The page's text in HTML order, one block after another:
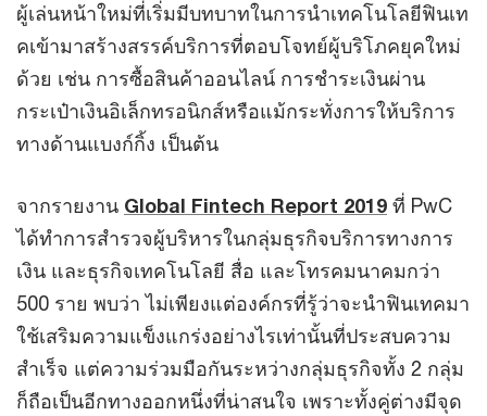
ผู้เล่นหน้าใหม่ที่เริ่มมีบทบาทในการนำเทคโนโลยีฟินเท
คเข้ามาสร้างสรรค์บริการที่ตอบโจทย์ผู้บริโภคยุคใหม่
ด้วย เช่น การซื้อสินค้าออนไลน์ การชำระเงินผ่าน
กระเป๋าเงินอิเล็กทรอนิกส์หรือแม้กระทั่งการให้บริการ
ทางด้านแบงก์กิ้ง เป็นต้น
จากรายงาน Global Fintech Report 2019 ที่ PwC
ได้ทำการสำรวจผู้บริหารในกลุ่มธุรกิจบริการทางการ
เงิน และธุรกิจเทคโนโลยี สื่อ และโทรคมนาคมกว่า
500 ราย พบว่า ไม่เพียงแต่องค์กรที่รู้ว่าจะนำฟินเทคมา
ใช้เสริมความแข็งแกร่งอย่างไรเท่านั้นที่ประสบความ
สำเร็จ แต่ความร่วมมือกันระหว่างกลุ่มธุรกิจทั้ง 2 กลุ่ม
ก็ถือเป็นอีกทางออกหนึ่งที่น่าสนใจ เพราะทั้งคู่ต่างมีจุด